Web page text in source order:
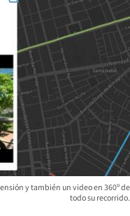
y también un video en 360º de
todo su recorrido.